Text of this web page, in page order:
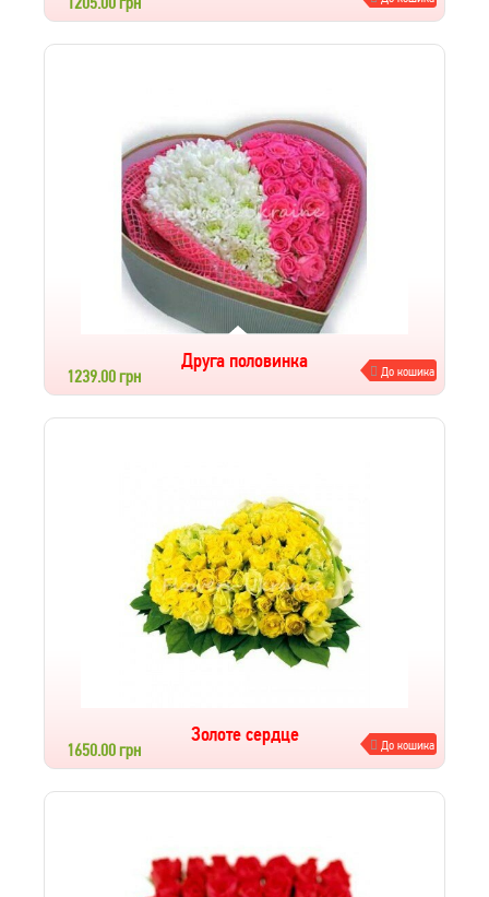
Друга половинка
1239.00 грн До кошика
Золоте сердце
1650.00 грн До кошика